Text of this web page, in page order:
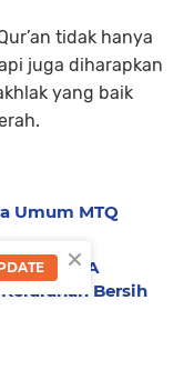
tidak hanya
juga diharapkan
yang baik
Umum MTQ
"MINTA
Bersih
×